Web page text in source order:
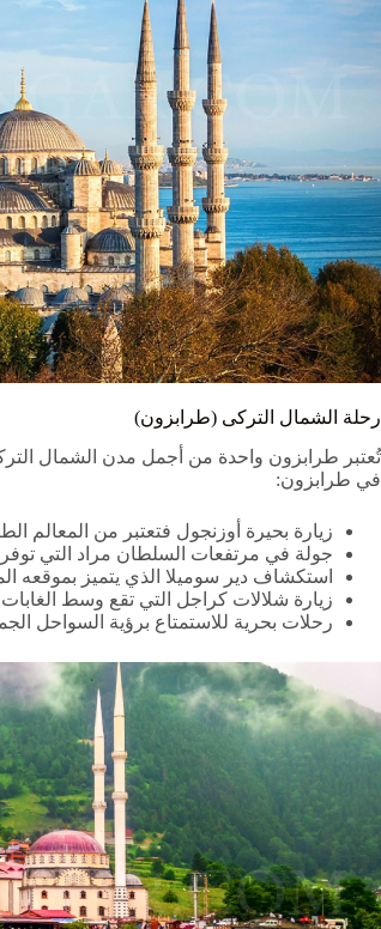
رحلة الشمال التركى (طرابزون)
تُعتبر طرابزون واحدة من أجمل مدن الشمال
في طرابزون:
زيارة بحيرة أوزنجول فتعتبر من المعالم
جولة في مرتفعات السلطان مراد التي توفر
استكشاف دير سوميلا الذي يتميز بموقعه
زيارة شلالات كراجل التي تقع وسط
رحلات بحرية للاستمتاع برؤية السواحل